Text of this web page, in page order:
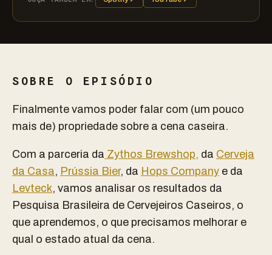
SOBRE O EPISÓDIO
Finalmente vamos poder falar com (um pouco
mais de) propriedade sobre a cena caseira.
Com a parceria da Zythos Brewshop, da Cerveja
da Casa, Prússia Bier, da Hops Company e da
Levteck, vamos analisar os resultados da
Pesquisa Brasileira de Cervejeiros Caseiros, o
que aprendemos, o que precisamos melhorar e
qual o estado atual da cena.